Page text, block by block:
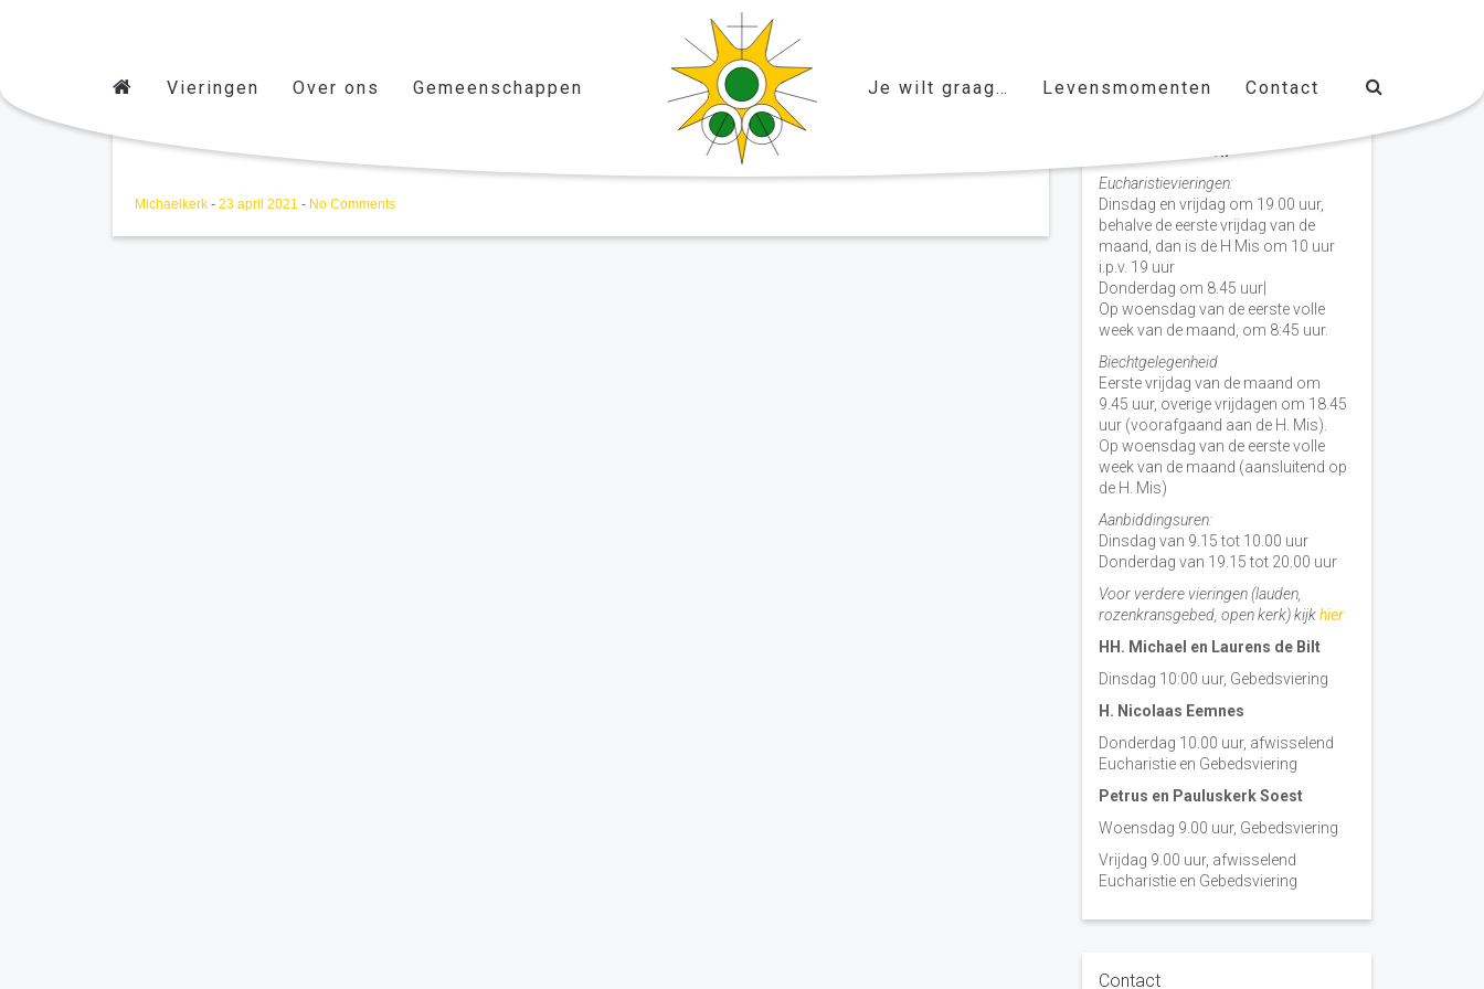
Vieringen Over ons Gemeenschappen Je wilt graag… Levensmomenten Contact
Michaelkerk - 23 april 2021 - No Comments
Vieringen door de week
H. Nicolaas Baarn
Eucharistievieringen:
Dinsdag en vrijdag om 19.00 uur,
behalve de eerste vrijdag van de
maand, dan is de H Mis om 10 uur
i.p.v. 19 uur
Donderdag om 8.45 uur|
Op woensdag van de eerste volle
week van de maand, om 8:45 uur.
Biechtgelegenheid
Eerste vrijdag van de maand om
9.45 uur, overige vrijdagen om 18.45
uur (voorafgaand aan de H. Mis).
Op woensdag van de eerste volle
week van de maand (aansluitend op
de H. Mis)
Aanbiddingsuren:
Dinsdag van 9.15 tot 10.00 uur
Donderdag van 19.15 tot 20.00 uur
Voor verdere vieringen (lauden,
rozenkransgebed, open kerk) kijkhier
HH. Michael en Laurens de Bilt
Dinsdag 10:00 uur, Gebedsviering
H. Nicolaas Eemnes
Donderdag 10.00 uur, afwisselend
Eucharistie en Gebedsviering
Petrus en Pauluskerk Soest
Woensdag 9.00 uur, Gebedsviering
Vrijdag 9.00 uur, afwisselend
Eucharistie en Gebedsviering
Contact